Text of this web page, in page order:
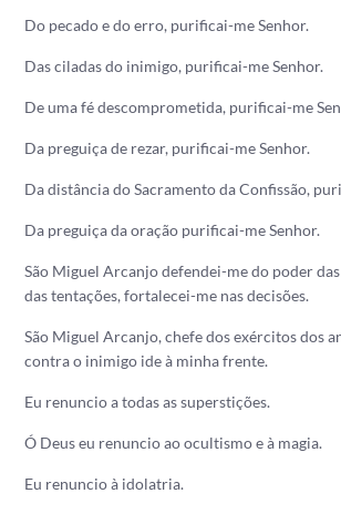
Do pecado e do erro, purificai-me Senhor.
Das ciladas do inimigo, purificai-me Senhor.
De uma fé descomprometida, purificai-me
Da preguiça de rezar, purificai-me Senhor.
Da distância do Sacramento da Confissão,
Da preguiça da oração purificai-me Senhor.
São Miguel Arcanjo defendei-me do poder
das tentações, fortalecei-me nas decisões.
São Miguel Arcanjo, chefe dos exércitos dos
contra o inimigo ide à minha frente.
Eu renuncio a todas as superstições.
Ó Deus eu renuncio ao ocultismo e à magia.
Eu renuncio à idolatria.